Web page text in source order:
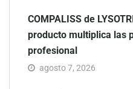
COMPALISS de
producto multiplica las
profesional
agosto 7, 2026